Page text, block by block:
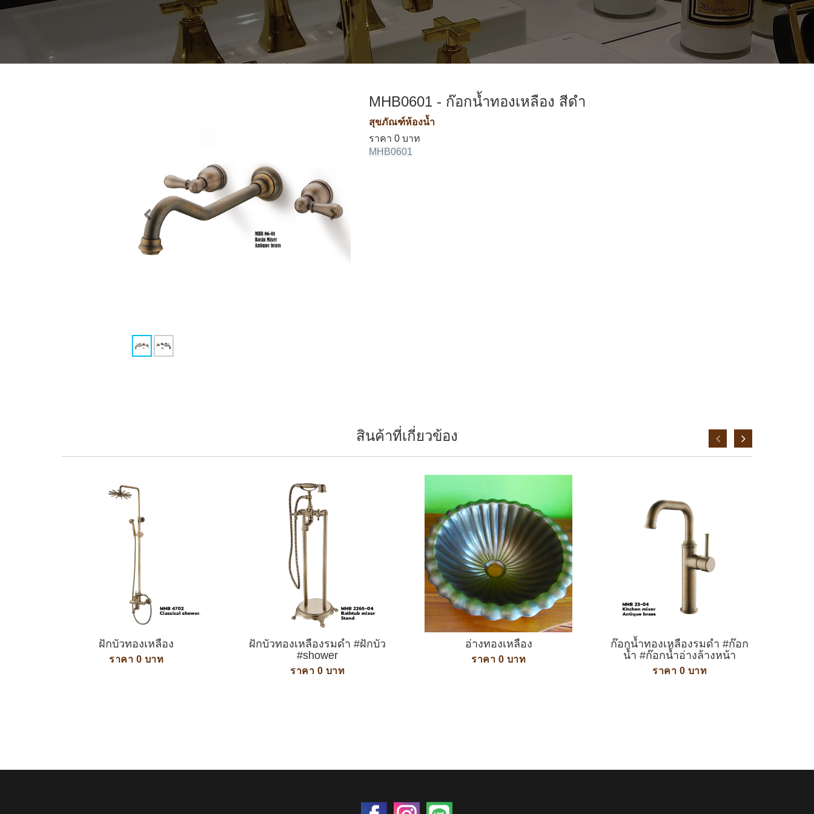
Previous Next
MHB0601 - ก๊อกน้ำทองเหลือง สีดำ
สุขภัณฑ์ห้องน้ำ
ราคา 0 บาท
MHB0601
สินค้าที่เกี่ยวข้อง
ฝักบัวทองเหลือง
ราคา 0 บาท
ฝักบัวทองเหลืองรมดำ #ฝักบัว
#shower
ราคา 0 บาท
อ่างทองเหลือง
ราคา 0 บาท
ก๊อกน้ำทองเหลืองรมดำ #ก๊อก
น้ำ #ก๊อกน้ำอ่างล้างหน้า
ราคา 0 บาท